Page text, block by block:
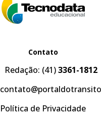
Contato
Redação: (41)3361-1812
Política de Privacidade